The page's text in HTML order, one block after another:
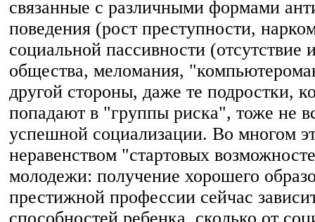
связанные с различными формами
поведения (рост преступности,
социальной пассивности (отсутствие
общества, меломания,
другой стороны, даже те подростки,
попадают в "группы риска", тоже не
успешной социализации. Во многом
неравенством "стартовых
молодежи: получение хорошего
престижной профессии сейчас